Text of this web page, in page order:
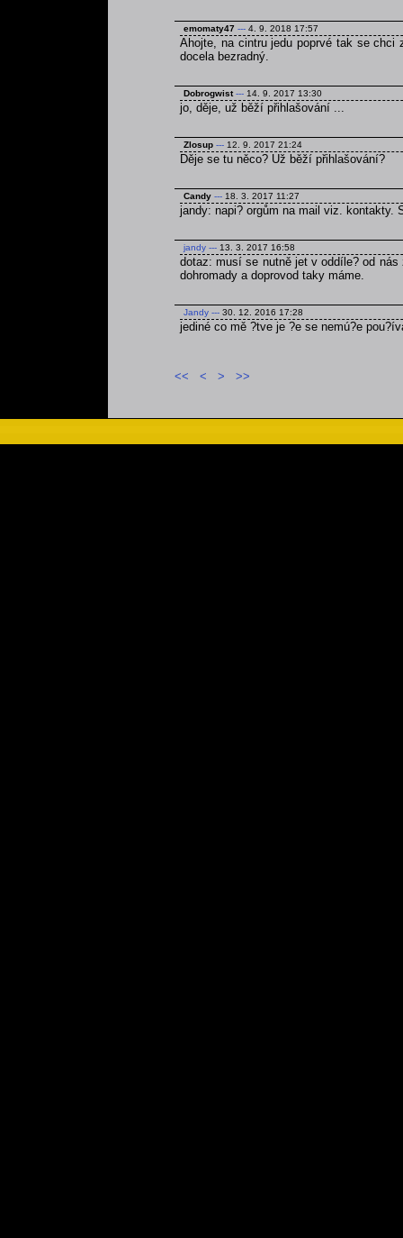
emomaty47 --- 4. 9. 2018 17:57
Ahojte, na cintru jedu poprvé tak se chci
docela bezradný.
Dobrogwist --- 14. 9. 2017 13:30
jo, děje, už běží přihlašování ...
Zlosup --- 12. 9. 2017 21:24
Děje se tu něco? Už běží přihlašování?
Candy --- 18. 3. 2017 11:27
jandy: napi? orgům na mail viz. kontakty.
jandy --- 13. 3. 2017 16:58
dotaz: musí se nutně jet v oddíle? od
dohromady a doprovod taky máme.
Jandy --- 30. 12. 2016 17:28
jediné co mě ?tve je ?e se nemú?e
<< < > >>